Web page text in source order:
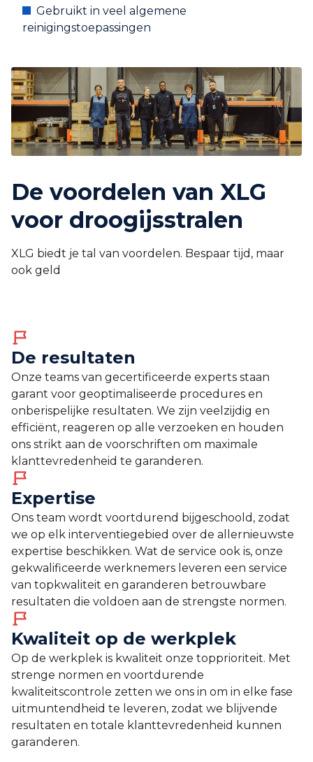
Gebruikt in veel algemene
reinigingstoepassingen
De voordelen van XLG
voor droogijsstralen
XLG biedt je tal van voordelen. Bespaar tijd, maar
ook geld
De resultaten
Onze teams van gecertificeerde experts staan
garant voor geoptimaliseerde procedures en
onberispelijke resultaten. We zijn veelzijdig en
efficiënt, reageren op alle verzoeken en houden
ons strikt aan de voorschriften om maximale
klanttevredenheid te garanderen.
Expertise
Ons team wordt voortdurend bijgeschoold, zodat
we op elk interventiegebied over de allernieuwste
expertise beschikken. Wat de service ook is, onze
gekwalificeerde werknemers leveren een service
van topkwaliteit en garanderen betrouwbare
resultaten die voldoen aan de strengste normen.
Kwaliteit op de werkplek
Op de werkplek is kwaliteit onze topprioriteit. Met
strenge normen en voortdurende
kwaliteitscontrole zetten we ons in om in elke fase
uitmuntendheid te leveren, zodat we blijvende
resultaten en totale klanttevredenheid kunnen
garanderen.